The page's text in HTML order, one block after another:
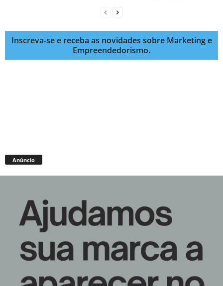
Inscreva-se e receba as novidades sobre Marketing e
Empreendedorismo.
Anúncio